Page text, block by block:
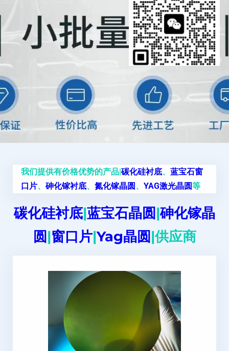
我们提供有价格优势的产品|碳化硅衬底、 蓝宝石窗
口片、 砷化镓衬底、 氮化镓晶圆、 YAG激光晶圆等
碳化硅衬底|蓝宝石晶圆|砷化镓晶
圆|窗口片|Yag晶圆|供应商